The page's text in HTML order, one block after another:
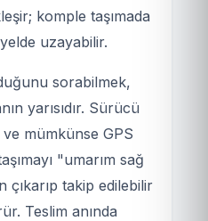
komple taşımada
uzayabilir.
sorabilmek,
yarısıdır. Sürücü
ve mümkünse GPS
"umarım sağ
çıkarıp takip edilebilir
Teslim anında